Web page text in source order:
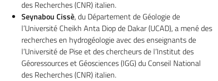
des Recherches (CNR) italien.
Seynabou Cissè, du Département de Géologie de
l’Université Cheikh Anta Diop de Dakar (UCAD), a mené des
recherches en hydrogéologie avec des enseignants de
l’Université de Pise et des chercheurs de l’Institut des
Géoressources et Géosciences (IGG) du Conseil National
des Recherches (CNR) italien.